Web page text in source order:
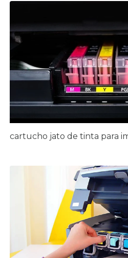
cartucho jato de tinta para